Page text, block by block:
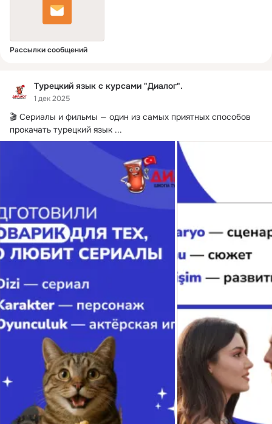
Рассылки сообщений
Турецкий язык с курсами "Диалог".
1 дек 2025
🎬 Сериалы и фильмы — один из самых приятных способов
прокачать турецкий язык ...